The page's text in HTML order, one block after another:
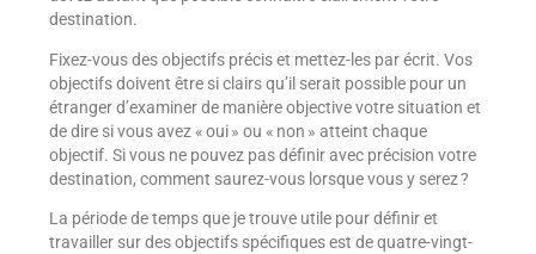
destination.
Fixez-vous des objectifs précis et mettez-les par écrit. Vos
objectifs doivent être si clairs qu’il serait possible pour un
étranger d’examiner de manière objective votre situation et
de dire si vous avez « oui » ou « non » atteint chaque
objectif. Si vous ne pouvez pas définir avec précision votre
destination, comment saurez-vous lorsque vous y serez ?
La période de temps que je trouve utile pour définir et
travailler sur des objectifs spécifiques est de quatre-vingt-